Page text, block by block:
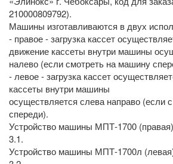
210000809792).
Машины изготавливаются в двух
- правое - загрузка кассет
движение кассеты внутри машины
налево (если смотреть на машину
- левое - загрузка кассет
кассеты внутри машины
осуществляется слева направо (если
спереди).
Устройство машины МПТ-1700
3.1.
Устройство машины МПТ-1700л